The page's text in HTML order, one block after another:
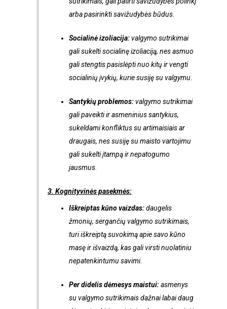
arba pasirinkti savižudybės būdus.
Socialinė izoliacija:valgymo sutrikimai
gali sukelti socialinę izoliaciją, nes asmuo
gali stengtis pasislėpti nuo kitų ir vengti
socialinių įvykių, kurie susiję su valgymu.
Santykių problemos:valgymo sutrikimai
gali paveikti ir asmeninius santykius,
sukeldami konfliktus su artimaisiais ar
draugais, nes susiję su maisto vartojimu
gali sukelti įtampą ir nepatogumo
jausmus.
3. Kognityvinės pasekmės:
Iškreiptas kūno vaizdas:daugelis
žmonių, sergančių valgymo sutrikimais,
turi iškreiptą suvokimą apie savo kūno
masę ir išvaizdą, kas gali virsti nuolatiniu
nepatenkintumu savimi.
Per didelis dėmesys maistui:asmenys
su valgymo sutrikimais dažnai labai daug